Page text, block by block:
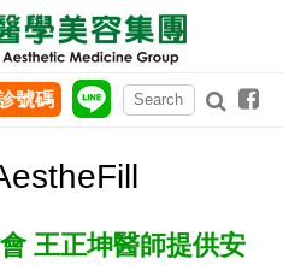
王正坤醫師提供安
號碼